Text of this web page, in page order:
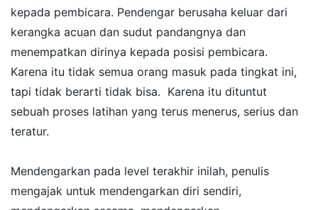
kepada pembicara. Pendengar berusaha keluar dari
kerangka acuan dan sudut pandangnya dan
menempatkan dirinya kepada posisi pembicara.
Karena itu tidak semua orang masuk pada tingkat ini,
tapi tidak berarti tidak bisa. Karena itu dituntut
sebuah proses latihan yang terus menerus, serius dan
teratur.
Mendengarkan pada level terakhir inilah, penulis
mengajak untuk mendengarkan diri sendiri,